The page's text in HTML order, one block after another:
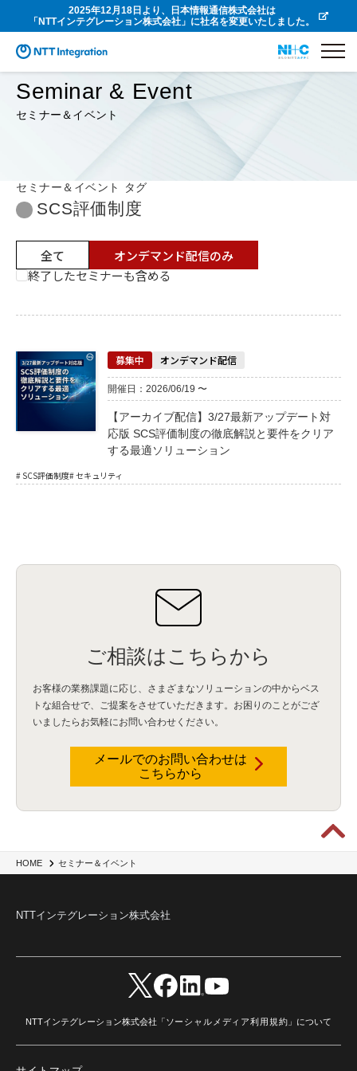
2025年12月18日より、日本情報通信株式会社は
「NTTインテグレーション株式会社」に社名を変更いたしました。
Seminar & Event
セミナー＆イベント
HOME セミナー＆イベント
セミナー＆イベント タグ
SCS評価制度
全て
オンデマンド配信のみ
終了したセミナーも含める
募集中 オンデマンド配信
開催日：2026/06/19 〜
【アーカイブ配信】3/27最新アップデート対
応版 SCS評価制度の徹底解説と要件をクリア
する最適ソリューション
# SCS評価制度# セキュリティ
ご相談はこちらから
お客様の業務課題に応じ、さまざまなソリューションの中からベス
トな組合せで、
ご提案をさせていただきます。お困りのことがござ
いましたらお気軽にお問い合わせください。
メールでのお問い合わせは
こちらから
NTTインテグレーション株式会社
NTTインテグレーション株式会社「ソーシャルメディア利用規約 」について